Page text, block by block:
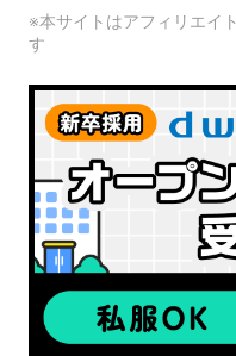
※本サイトはアフィリエイ
す